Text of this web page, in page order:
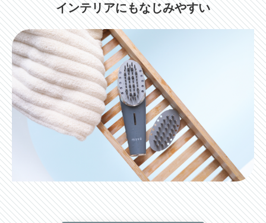
インテリアにもなじみやすい